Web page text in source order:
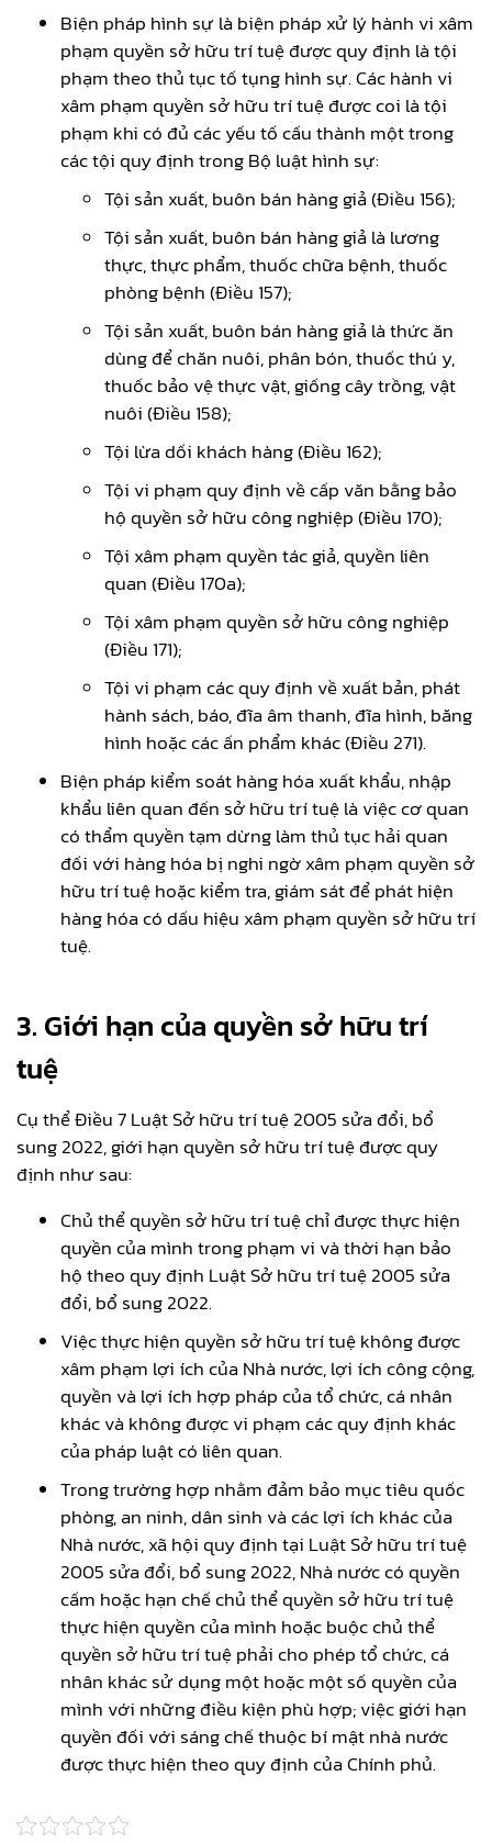
Biện pháp hình sự là biện pháp xử lý hành vi xâm
phạm quyền sở hữu trí tuệ được quy định là tội
phạm theo thủ tục tố tụng hình sự. Các hành vi
xâm phạm quyền sở hữu trí tuệ được coi là tội
phạm khi có đủ các yếu tố cấu thành một trong
các tội quy định trong Bộ luật hình sự:
Tội sản xuất, buôn bán hàng giả (Điều 156);
Tội sản xuất, buôn bán hàng giả là lương
thực, thực phẩm, thuốc chữa bệnh, thuốc
phòng bệnh (Điều 157);
Tội sản xuất, buôn bán hàng giả là thức ăn
dùng để chăn nuôi, phân bón, thuốc thú y,
thuốc bảo vệ thực vật, giống cây trồng, vật
nuôi (Điều 158);
Tội lừa dối khách hàng (Điều 162);
Tội vi phạm quy định về cấp văn bằng bảo
hộ quyền sở hữu công nghiệp (Điều 170);
Tội xâm phạm quyền tác giả, quyền liên
quan (Điều 170a);
Tội xâm phạm quyền sở hữu công nghiệp
(Điều 171);
Tội vi phạm các quy định về xuất bản, phát
hành sách, báo, đĩa âm thanh, đĩa hình, băng
hình hoặc các ấn phẩm khác (Điều 271).
Biện pháp kiểm soát hàng hóa xuất khẩu, nhập
khẩu liên quan đến sở hữu trí tuệ là việc cơ quan
có thẩm quyền tạm dừng làm thủ tục hải quan
đối với hàng hóa bị nghi ngờ xâm phạm quyền sở
hữu trí tuệ hoặc kiểm tra, giám sát để phát hiện
hàng hóa có dấu hiệu xâm phạm quyền sở hữu trí
tuệ.
3. Giới hạn của quyền sở hữu trí
tuệ
Cụ thể Điều 7 Luật Sở hữu trí tuệ 2005 sửa đổi, bổ
sung 2022, giới hạn quyền sở hữu trí tuệ được quy
định như sau:
Chủ thể quyền sở hữu trí tuệ chỉ được thực hiện
quyền của mình trong phạm vi và thời hạn bảo
hộ theo quy định Luật Sở hữu trí tuệ 2005 sửa
đổi, bổ sung 2022.
Việc thực hiện quyền sở hữu trí tuệ không được
xâm phạm lợi ích của Nhà nước, lợi ích công cộng,
quyền và lợi ích hợp pháp của tổ chức, cá nhân
khác và không được vi phạm các quy định khác
của pháp luật có liên quan.
Trong trường hợp nhằm đảm bảo mục tiêu quốc
phòng, an ninh, dân sinh và các lợi ích khác của
Nhà nước, xã hội quy định tại Luật Sở hữu trí tuệ
2005 sửa đổi, bổ sung 2022, Nhà nước có quyền
cấm hoặc hạn chế chủ thể quyền sở hữu trí tuệ
thực hiện quyền của mình hoặc buộc chủ thể
quyền sở hữu trí tuệ phải cho phép tổ chức, cá
nhân khác sử dụng một hoặc một số quyền của
mình với những điều kiện phù hợp; việc giới hạn
quyền đối với sáng chế thuộc bí mật nhà nước
được thực hiện theo quy định của Chính phủ.